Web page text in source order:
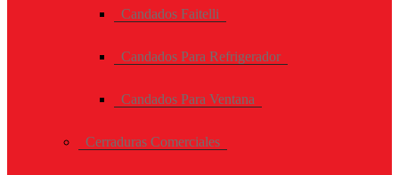
Candados Faitelli
Candados Para Refrigerador
Candados Para Ventana
Cerraduras Comerciales